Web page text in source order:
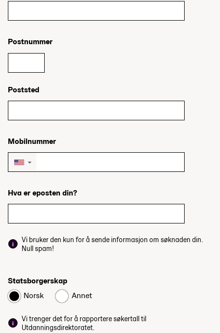
Postnummer
Poststed
Mobilnummer
▼
Hva er eposten din?
Vi bruker den kun for å sende informasjon om søknaden din.
Null spam!
Statsborgerskap
Norsk
Annet
Vi trenger det for å rapportere søkertall til
Utdanningsdirektoratet.